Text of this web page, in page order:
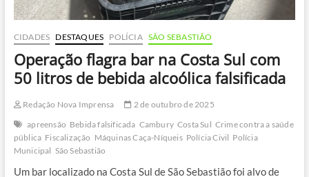
CIDADES DESTAQUES POLÍCIA SÃO SEBASTIÃO
Operação flagra bar na Costa Sul com
50 litros de bebida alcoólica falsificada
Redação Nova Imprensa
2 de outubro de 2025
apreensão Bebida falsificada Cambury Costa Sul Crime contra a saúde
pública Fiscalização Máquinas Caça-Níqueis Polícia Civil Polícia
Municipal São Sebastião
Um bar localizado na Costa Sul de São Sebastião foi alvo de